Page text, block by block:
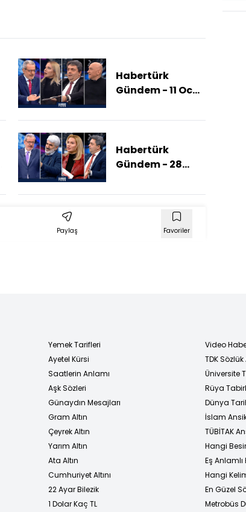
Habertürk
Gündem - 11 Ocak
İsrail Düğmeye
Habertürk
Gündem - 28
(Rusya
Saldırır Mı?)
Paylaş Favoriler
Yemek Tarifleri
Ayetel Kürsi
Saatlerin Anlamı
Aşk Sözleri
Günaydın Mesajları
Gram Altın
Çeyrek Altın
Yarım Altın
Ata Altın
Cumhuriyet Altını
22 Ayar Bilezik
1 Dolar Kaç TL
Video
TDK
Üniversite
Rüya
Dünya
İslam
TÜBİTAK
Hangi
Eş
Hangi
En Güzel
Metrobüs